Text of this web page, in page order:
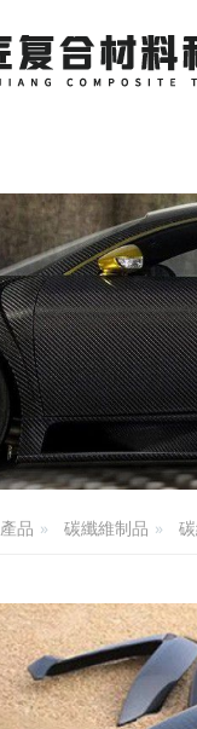
產品 碳纖維制品